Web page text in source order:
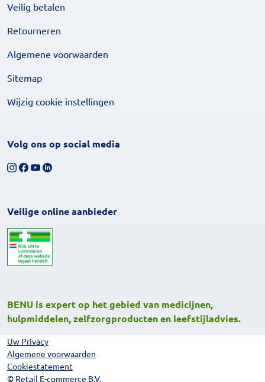
Veilig betalen
Retourneren
Algemene voorwaarden
Sitemap
Wijzig cookie instellingen
Volg ons op social media
Volg ons op Instagram
Volg ons op Facebook
Bekijk ons YouTube-kanaal
Volg ons op LinkedIn
Veilige online aanbieder
BENU is expert op het gebied van medicijnen,
hulpmiddelen, zelfzorgproducten en leefstijladvies.
© Retail E-commerce B.V.
Uw Privacy
Algemene voorwaarden
Cookiestatement